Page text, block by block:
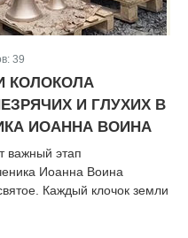
39
КОЛОКОЛА
И ГЛУХИХ В
ИОАННА ВОИНА
важный этап
Иоанна Воина
Каждый клочок земли